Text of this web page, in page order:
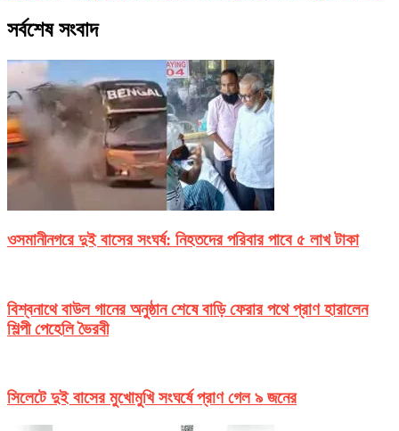
সর্বশেষ সংবাদ
ওসমানীনগরে দুই বাসের সংঘর্ষ: নিহতদের পরিবার পাবে ৫ লাখ টাকা
বিশ্বনাথে বাউল গানের অনুষ্ঠান শেষে বাড়ি ফেরার পথে প্রাণ হারালেন
শিল্পী পেহেলি ভৈরবী
সিলেটে দুই বাসের মুখোমুখি সংঘর্ষে প্রাণ গেল ৯ জনের